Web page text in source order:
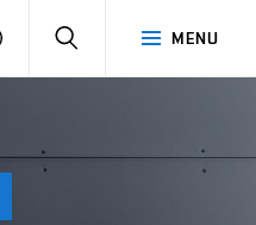
MENU
PŘIHLÁSIT